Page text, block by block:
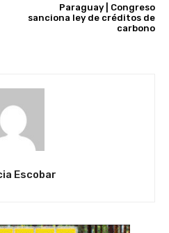
Paraguay | Congreso
sanciona ley de créditos de
carbono
Escobar